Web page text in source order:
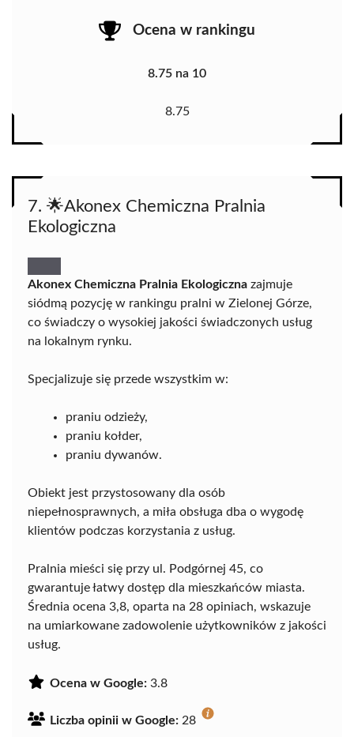
Ocena w rankingu
8.75 na 10
8.75
7. 🌟Akonex Chemiczna Pralnia
Ekologiczna
Akonex Chemiczna Pralnia Ekologiczna zajmuje
siódmą pozycję w rankingu pralni w Zielonej Górze,
co świadczy o wysokiej jakości świadczonych usług
na lokalnym rynku.
Specjalizuje się przede wszystkim w:
praniu odzieży,
praniu kołder,
praniu dywanów.
Obiekt jest przystosowany dla osób
niepełnosprawnych, a miła obsługa dba o wygodę
klientów podczas korzystania z usług.
Pralnia mieści się przy ul. Podgórnej 45, co
gwarantuje łatwy dostęp dla mieszkańców miasta.
Średnia ocena 3,8, oparta na 28 opiniach, wskazuje
na umiarkowane zadowolenie użytkowników z jakości
usług.
Ocena w Google: 3.8
Liczba opinii w Google: 28